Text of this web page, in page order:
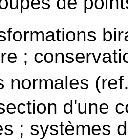
;
normales
d'une
; systèmes